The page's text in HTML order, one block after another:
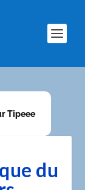
Tipeee
du